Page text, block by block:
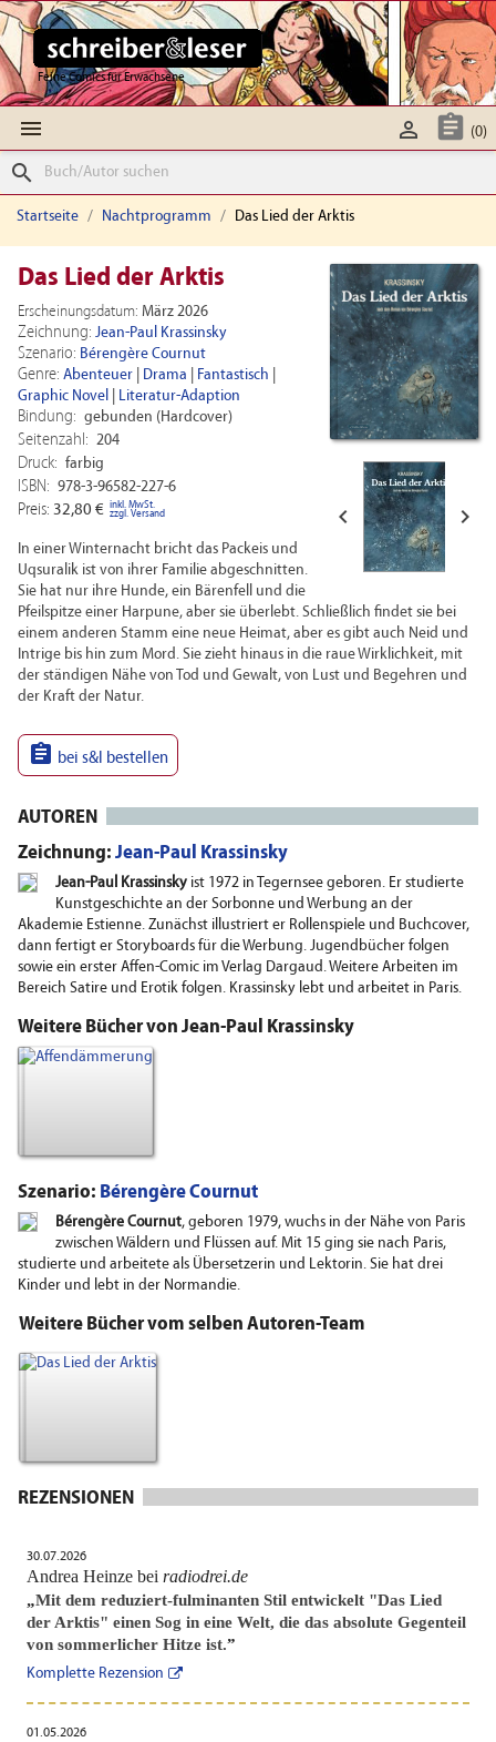
Feine Comics für Erwachsene
  (0)

search
Startseite Nachtprogramm Das Lied der Arktis
 
Das Lied der Arktis
Erscheinungsdatum: März 2026
Zeichnung: Jean-Paul Krassinsky
Szenario: Bérengère Cournut
Genre: Abenteuer Drama Fantastisch
Graphic Novel
Literatur-Adaption
Bindung: gebunden (Hardcover)
Seitenzahl: 204
Druck: farbig
ISBN: 978-3-96582-227-6
Preis: 32,80 € inkl. MwSt.
zzgl. Versand
In einer Winternacht bricht das Packeis und
Uqsuralik ist von ihrer Familie abgeschnitten.
Sie hat nur ihre Hunde, ein Bärenfell und die
Pfeilspitze einer Harpune, aber sie überlebt. Schließlich findet sie bei
einem anderen Stamm eine neue Heimat, aber es gibt auch Neid und
Intrige bis hin zum Mord. Sie zieht hinaus in die raue Wirklichkeit, mit
der ständigen Nähe von Tod und Gewalt, von Lust und Begehren und
der Kraft der Natur.
 bei s&l bestellen
AUTOREN
Zeichnung: Jean-Paul Krassinsky
Jean-Paul Krassinsky ist 1972 in Tegernsee geboren. Er studierte
Kunstgeschichte an der Sorbonne und Werbung an der
Akademie Estienne. Zunächst illustriert er Rollenspiele und Buchcover,
dann fertigt er Storyboards für die Werbung. Jugendbücher folgen
sowie ein erster Affen-Comic im Verlag Dargaud. Weitere Arbeiten im
Bereich Satire und Erotik folgen. Krassinsky lebt und arbeitet in Paris.
Weitere Bücher von Jean-Paul Krassinsky
Szenario: Bérengère Cournut
Bérengère Cournut, geboren 1979, wuchs in der Nähe von Paris
zwischen Wäldern und Flüssen auf. Mit 15 ging sie nach Paris,
studierte und arbeitete als Übersetzerin und Lektorin. Sie hat drei
Kinder und lebt in der Normandie.
Weitere Bücher vom selben Autoren-Team
REZENSIONEN
30.07.2026
Andrea Heinze bei radiodrei.de
„Mit dem reduziert-fulminanten Stil entwickelt "Das Lied
der Arktis" einen Sog in eine Welt, die das absolute Gegenteil
von sommerlicher Hitze ist.”
Komplette Rezension
01.05.2026